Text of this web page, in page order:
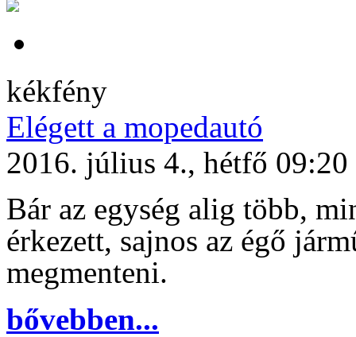
kékfény
Elégett a mopedautó
2016. július 4., hétfő 09:20
Bár az egység alig több,
érkezett, sajnos az égő
megmenteni.
bővebben...